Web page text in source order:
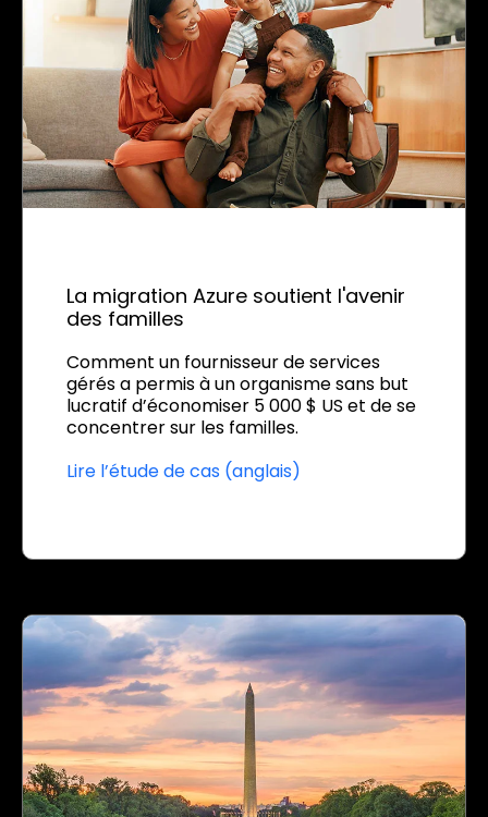
La migration Azure soutient l'avenir
des familles
Comment un fournisseur de services
gérés a permis à un organisme sans but
lucratif d’économiser 5 000 $ US et de se
concentrer sur les familles.
Lire l’étude de cas (anglais)